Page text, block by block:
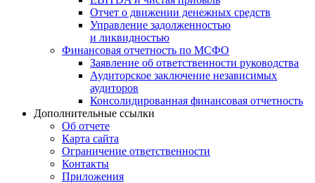
Отчет о движении денежных средств
Управление задолженностью
и ликвидностью
Финансовая отчетность по МСФО
Заявление об ответственности руководства
Аудиторское заключение независимых
аудиторов
Консолидированная финансовая отчетность
Дополнительные ссылки
Об отчете
Карта сайта
Ограничение ответственности
Контакты
Приложения